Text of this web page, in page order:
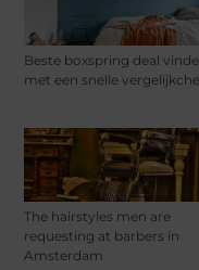
Beste boxspring deal
met een snelle
The hairstyles men are
requesting at barbers in
Amsterdam